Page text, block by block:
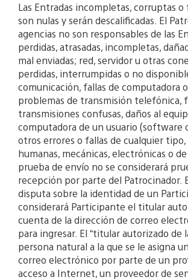
Las Entradas incompletas, corruptas o
son nulas y serán descalificadas. El
agencias no son responsables de las
perdidas, atrasadas, incompletas,
mal enviadas; red, servidor u otras
perdidas, interrumpidas o no
comunicación, fallas de computadora
problemas de transmisión telefónica,
transmisiones confusas, daños al
computadora de un usuario (software
otros errores o fallas de cualquier tipo,
humanas, mecánicas, electrónicas o
prueba de envío no se considerará
recepción por parte del Patrocinador.
disputa sobre la identidad de un
considerará Participante el titular
cuenta de la dirección de correo
para ingresar. El “titular autorizado de
persona natural a la que se le asigna
correo electrónico por parte de un
acceso a Internet, un proveedor de